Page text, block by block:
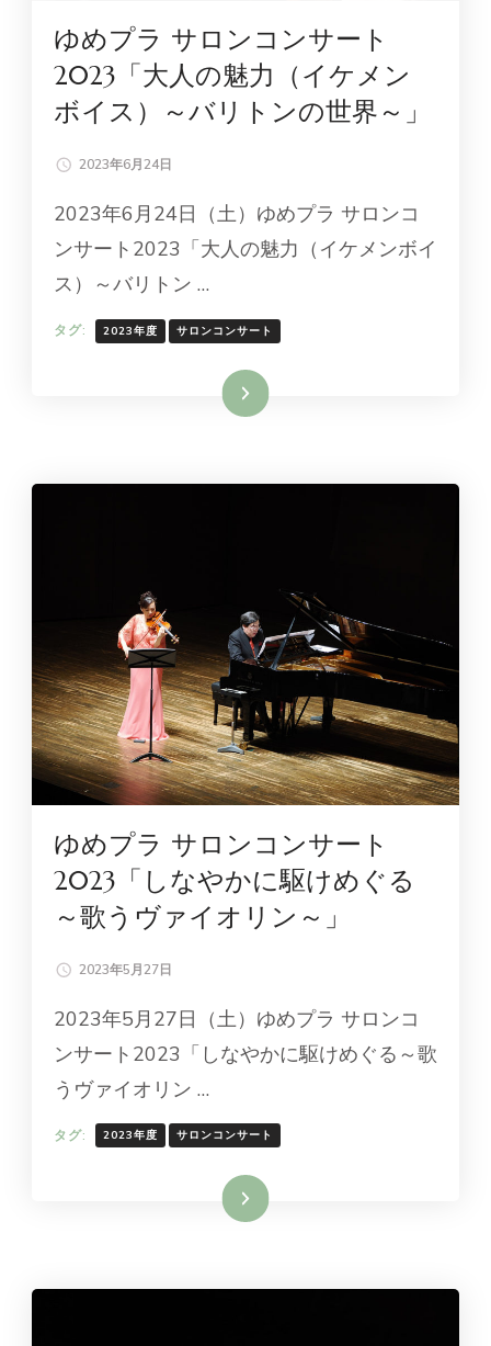
ゆめプラ サロンコンサート
2023「大人の魅力（イケメン
ボイス）～バリトンの世界～」
2023年6月24日
2023年6月24日（土）ゆめプラ サロンコ
ンサート2023「大人の魅力（イケメンボイ
ス）～バリトン …
タグ: 2023年度 サロンコンサート
続きを読む
ゆめプラ サロンコンサート
2023「しなやかに駆けめぐる
～歌うヴァイオリン～」
2023年5月27日
2023年5月27日（土）ゆめプラ サロンコ
ンサート2023「しなやかに駆けめぐる～歌
うヴァイオリン …
タグ: 2023年度 サロンコンサート
続きを読む